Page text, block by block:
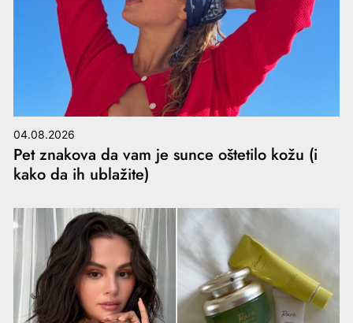
04.08.2026
Pet znakova da vam je sunce oštetilo kožu (i
kako da ih ublažite)